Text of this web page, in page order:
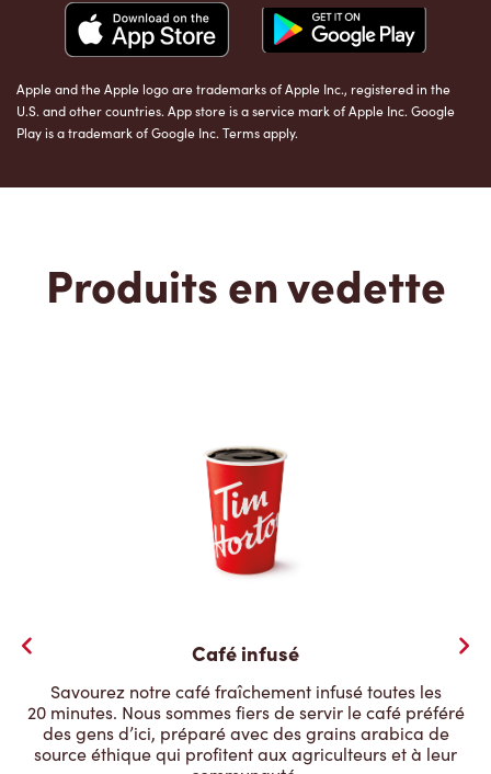
Apple and the Apple logo are trademarks of Apple Inc., registered in the
U.S. and other countries. App store is a service mark of Apple Inc. Google
Play is a trademark of Google Inc. Terms apply.
Produits en vedette
Café infusé
Savourez notre café fraîchement infusé toutes les
20 minutes. Nous sommes fiers de servir le café préféré
des gens d’ici, préparé avec des grains arabica de
source éthique qui profitent aux agriculteurs et à leur